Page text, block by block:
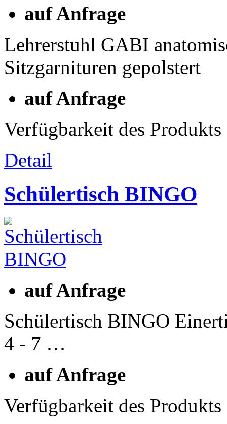
auf Anfrage
Lehrerstuhl GABI
Sitzgarnituren gepolstert
auf Anfrage
Verfügbarkeit des Produkts
Detail
Schülertisch BINGO
auf Anfrage
Schülertisch BINGO
4 - 7 …
auf Anfrage
Verfügbarkeit des Produkts